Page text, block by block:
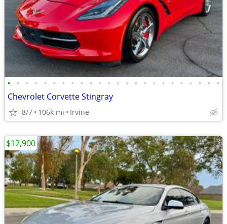
• • • • • • • • • • • • • • • • • • • • • • • •
Chevrolet Corvette Stingray
8/7 106k mi Irvine
$12,900